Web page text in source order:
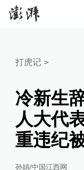
打虎记>
冷新生
人大代
重违纪
孙娟/中国江西网